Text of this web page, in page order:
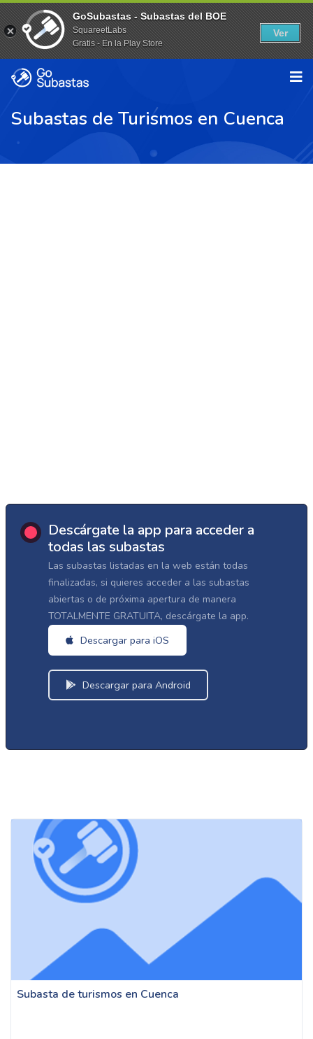
Subastas de Turismos en Cuenca
Descárgate la app para acceder a
todas las subastas
Las subastas listadas en la web están todas
finalizadas, si quieres acceder a las subastas
abiertas o de próxima apertura de manera
TOTALMENTE GRATUITA, descárgate la app.
Descargar para iOS
Descargar para Android
Subasta de turismos en Cuenca
GoSubastas - Subastas del BOE
SquareetLabs
Gratis - En la Play Store
Ver